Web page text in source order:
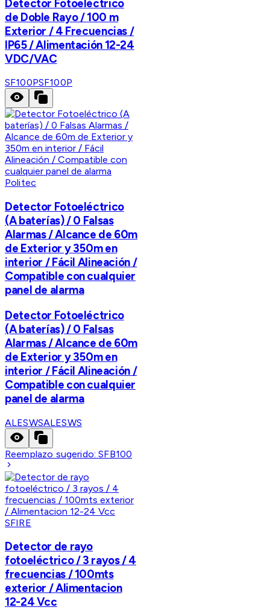
Detector Fotoeléctrico
de Doble Rayo / 100 m
Exterior / 4 Frecuencias /
IP65 / Alimentación 12-24
VDC/VAC
SF100PSF100P
Politec
Detector Fotoeléctrico
(A baterías) / 0 Falsas
Alarmas / Alcance de 60m
de Exterior y 350m en
interior / Fácil Alineación /
Compatible con cualquier
panel de alarma
Detector Fotoeléctrico
(A baterías) / 0 Falsas
Alarmas / Alcance de 60m
de Exterior y 350m en
interior / Fácil Alineación /
Compatible con cualquier
panel de alarma
ALESWSALESWS
Reemplazo sugerido:SFB100
SFIRE
Detector de rayo
fotoeléctrico / 3 rayos / 4
frecuencias / 100mts
exterior / Alimentacion
12-24 Vcc